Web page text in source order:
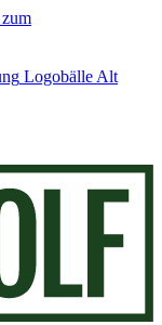
Logobälle Alt